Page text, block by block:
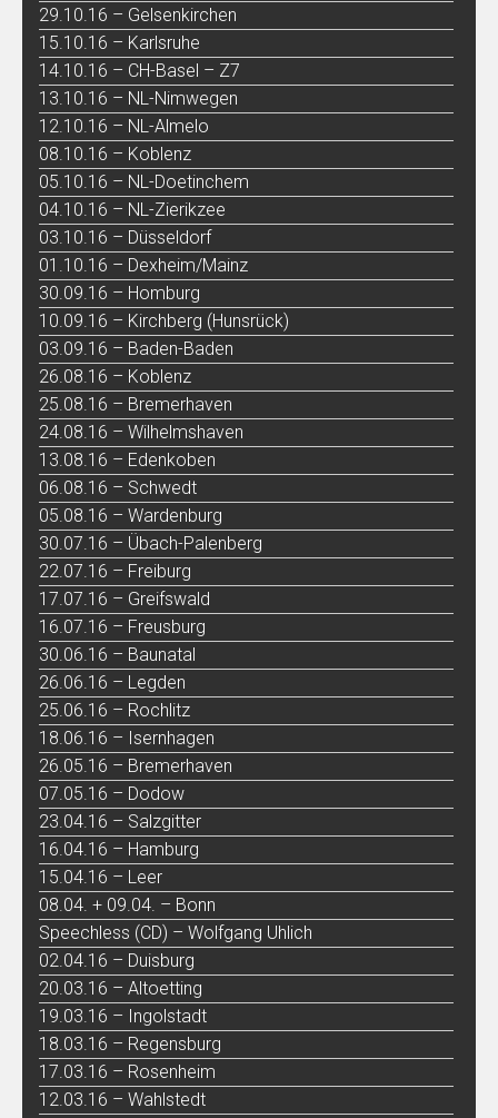
29.10.16 – Gelsenkirchen
15.10.16 – Karlsruhe
14.10.16 – CH-Basel – Z7
13.10.16 – NL-Nimwegen
12.10.16 – NL-Almelo
08.10.16 – Koblenz
05.10.16 – NL-Doetinchem
04.10.16 – NL-Zierikzee
03.10.16 – Düsseldorf
01.10.16 – Dexheim/Mainz
30.09.16 – Homburg
10.09.16 – Kirchberg (Hunsrück)
03.09.16 – Baden-Baden
26.08.16 – Koblenz
25.08.16 – Bremerhaven
24.08.16 – Wilhelmshaven
13.08.16 – Edenkoben
06.08.16 – Schwedt
05.08.16 – Wardenburg
30.07.16 – Übach-Palenberg
22.07.16 – Freiburg
17.07.16 – Greifswald
16.07.16 – Freusburg
30.06.16 – Baunatal
26.06.16 – Legden
25.06.16 – Rochlitz
18.06.16 – Isernhagen
26.05.16 – Bremerhaven
07.05.16 – Dodow
23.04.16 – Salzgitter
16.04.16 – Hamburg
15.04.16 – Leer
08.04. + 09.04. – Bonn
Speechless (CD) – Wolfgang Uhlich
02.04.16 – Duisburg
20.03.16 – Altoetting
19.03.16 – Ingolstadt
18.03.16 – Regensburg
17.03.16 – Rosenheim
12.03.16 – Wahlstedt